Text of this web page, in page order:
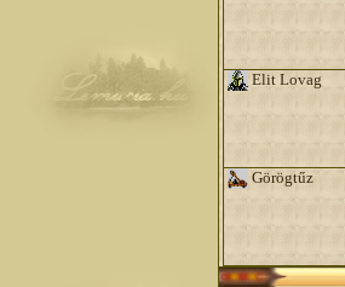
Elit Lovag
Görögtűz